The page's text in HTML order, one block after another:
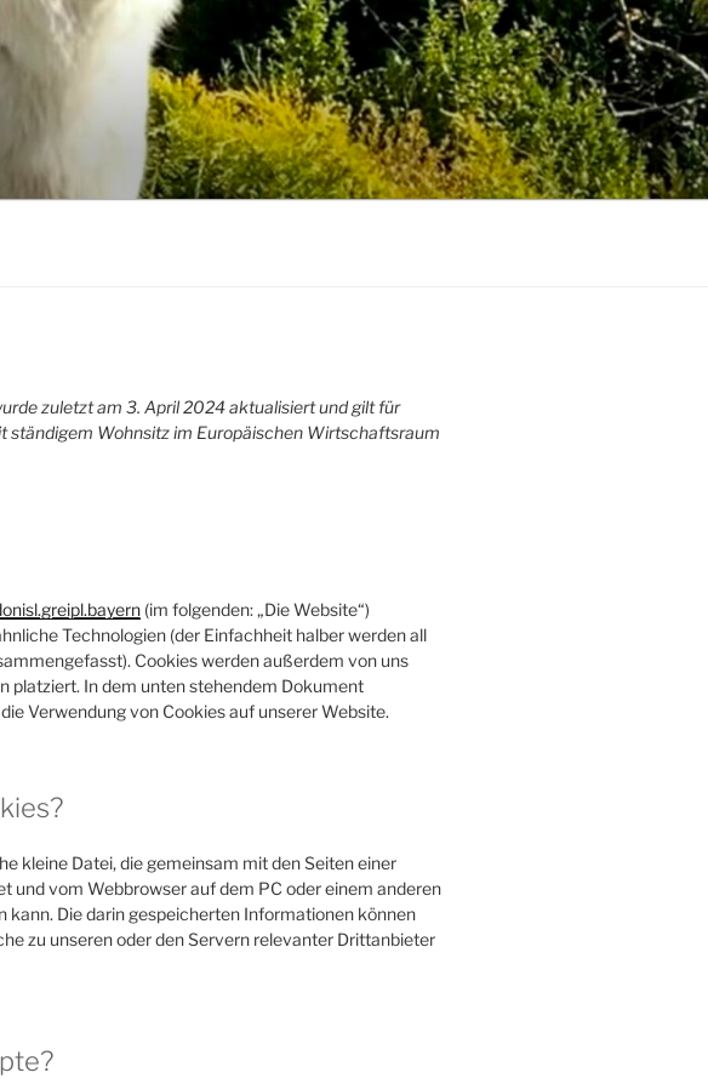
zuletzt am 3. April 2024 aktualisiert und gilt für
ständigem Wohnsitz im Europäischen Wirtschaftsraum
(im folgenden: „Die Website“)
Technologien (der Einfachheit halber werden all
Cookies werden außerdem von uns
platziert. In dem unten stehendem Dokument
Verwendung von Cookies auf unserer Website.
kleine Datei, die gemeinsam mit den Seiten einer
und vom Webbrowser auf dem PC oder einem anderen
kann. Die darin gespeicherten Informationen können
zu unseren oder den Servern relevanter Drittanbieter